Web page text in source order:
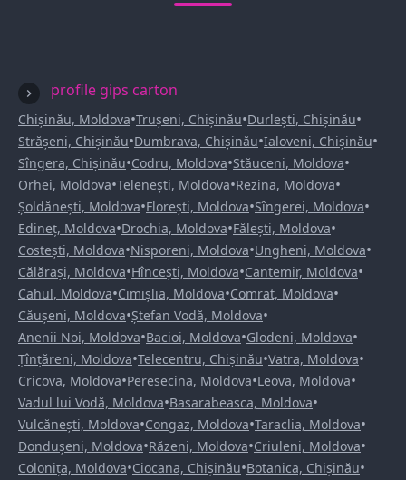
profile gips carton
Chișinău, Moldova•Trușeni, Chișinău•Durlești, Chișinău•
Strășeni, Chișinău•Dumbrava, Chișinău•Ialoveni, Chișinău•
Sîngera, Chișinău•Codru, Moldova•Stăuceni, Moldova•
Orhei, Moldova•Telenești, Moldova•Rezina, Moldova•
Șoldănești, Moldova•Florești, Moldova•Sîngerei, Moldova•
Edineț, Moldova•Drochia, Moldova•Fălești, Moldova•
Costești, Moldova•Nisporeni, Moldova•Ungheni, Moldova•
Călărași, Moldova•Hîncești, Moldova•Cantemir, Moldova•
Cahul, Moldova•Cimișlia, Moldova•Comrat, Moldova•
Căușeni, Moldova•Ștefan Vodă, Moldova•
Anenii Noi, Moldova•Bacioi, Moldova•Glodeni, Moldova•
Țînțăreni, Moldova•Telecentru, Chișinău•Vatra, Moldova•
Cricova, Moldova•Peresecina, Moldova•Leova, Moldova•
Vadul lui Vodă, Moldova•Basarabeasca, Moldova•
Vulcănești, Moldova•Congaz, Moldova•Taraclia, Moldova•
Dondușeni, Moldova•Răzeni, Moldova•Criuleni, Moldova•
Colonița, Moldova•Ciocana, Chișinău•Botanica, Chișinău•